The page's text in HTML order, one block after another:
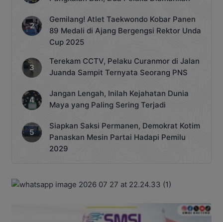
Gemilang! Atlet Taekwondo Kobar Panen
89 Medali di Ajang Bergengsi Rektor Unda
Cup 2025
Terekam CCTV, Pelaku Curanmor di Jalan
Juanda Sampit Ternyata Seorang PNS
Jangan Lengah, Inilah Kejahatan Dunia
Maya yang Paling Sering Terjadi
Siapkan Saksi Permanen, Demokrat Kotim
Panaskan Mesin Partai Hadapi Pemilu
2029